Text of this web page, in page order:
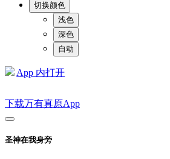
切换颜色
浅色
深色
自动
App 内打开
下载万有真原App
圣神在我身旁